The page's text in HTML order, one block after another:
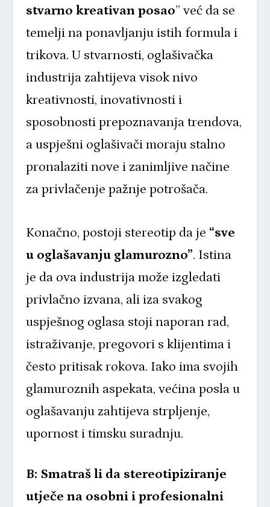
stvarno kreativan posao” već da se
temelji na ponavljanju istih formula i
trikova. U stvarnosti, oglašivačka
industrija zahtijeva visok nivo
kreativnosti, inovativnosti i
sposobnosti prepoznavanja trendova,
a uspješni oglašivači moraju stalno
pronalaziti nove i zanimljive načine
za privlačenje pažnje potrošača.
Konačno, postoji stereotip da je “sve
u oglašavanju glamurozno”. Istina
je da ova industrija može izgledati
privlačno izvana, ali iza svakog
uspješnog oglasa stoji naporan rad,
istraživanje, pregovori s klijentima i
često pritisak rokova. Iako ima svojih
glamuroznih aspekata, većina posla u
oglašavanju zahtijeva strpljenje,
upornost i timsku suradnju.
B: Smatraš li da stereotipiziranje
utječe na osobni i profesionalni